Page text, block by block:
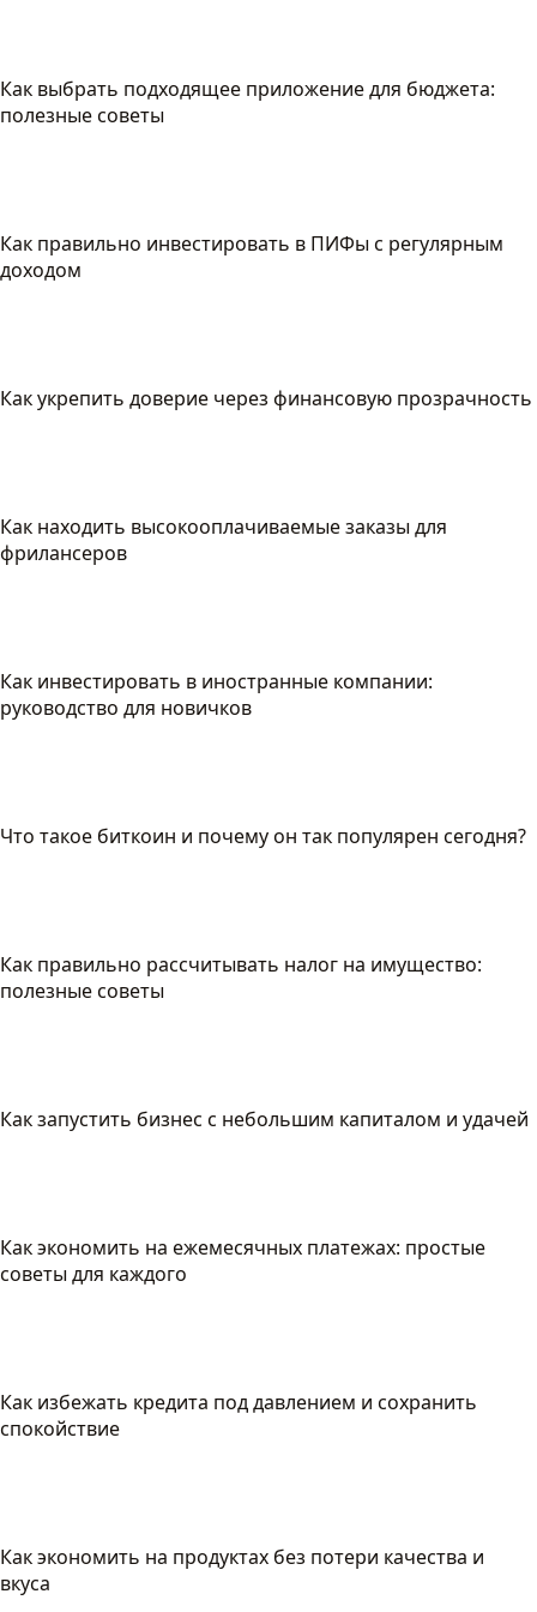
Как выбрать подходящее приложение для бюджета:
полезные советы
Как правильно инвестировать в ПИФы с регулярным
доходом
Как укрепить доверие через финансовую прозрачность
Как находить высокооплачиваемые заказы для
фрилансеров
Как инвестировать в иностранные компании:
руководство для новичков
Что такое биткоин и почему он так популярен сегодня?
Как правильно рассчитывать налог на имущество:
полезные советы
Как запустить бизнес с небольшим капиталом и удачей
Как экономить на ежемесячных платежах: простые
советы для каждого
Как избежать кредита под давлением и сохранить
спокойствие
Как экономить на продуктах без потери качества и
вкуса